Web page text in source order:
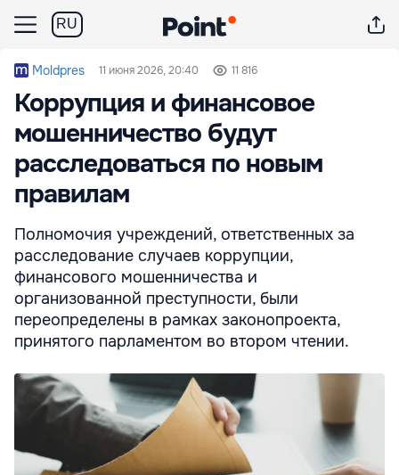
RU
Moldpres 11 июня 2026, 20:40 11 816
Коррупция и финансовое
мошенничество будут
расследоваться по новым
правилам
Полномочия учреждений, ответственных за
расследование случаев коррупции,
финансового мошенничества и
организованной преступности, были
переопределены в рамках законопроекта,
принятого парламентом во втором чтении.